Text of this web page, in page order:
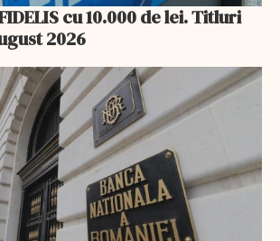
cu 10.000 de lei. Titluri
2026